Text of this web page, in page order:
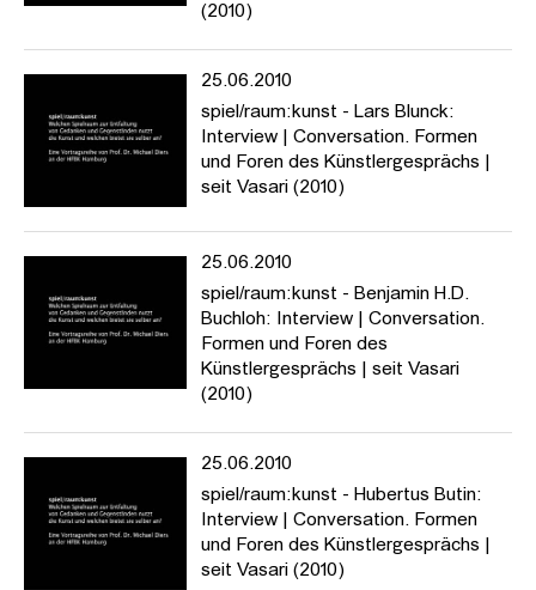
(2010)
25.06.2010
spiel/raum:kunst - Lars Blunck:
Interview | Conversation. Formen
und Foren des Künstlergesprächs |
seit Vasari (2010)
25.06.2010
spiel/raum:kunst - Benjamin H.D.
Buchloh: Interview | Conversation.
Formen und Foren des
Künstlergesprächs | seit Vasari
(2010)
25.06.2010
spiel/raum:kunst - Hubertus Butin:
Interview | Conversation. Formen
und Foren des Künstlergesprächs |
seit Vasari (2010)